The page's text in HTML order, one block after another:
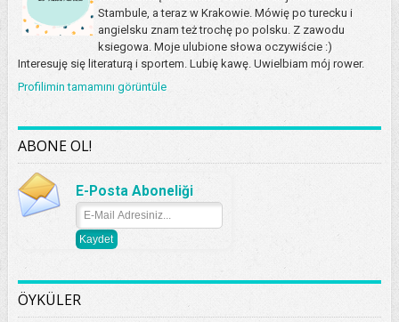
Stambule, a teraz w Krakowie. Mówię po turecku i
angielsku znam też trochę po polsku. Z zawodu
ksiegowa. Moje ulubione słowa oczywiście :)
Interesuję się literaturą i sportem. Lubię kawę. Uwielbiam mój rower.
Profilimin tamamını görüntüle
ABONE OL!
E-Posta Aboneliği
ÖYKÜLER